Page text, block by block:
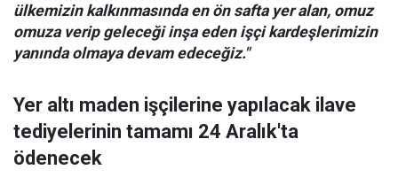
ülkemizin kalkınmasında en ön safta yer alan, omuz
omuza verip geleceği inşa eden işçi kardeşlerimizin
yanında olmaya devam edeceğiz."
Yer altı maden işçilerine yapılacak ilave
tediyelerinin tamamı 24 Aralık'ta
ödenecek